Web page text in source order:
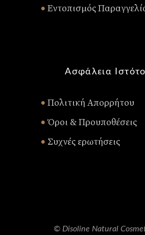
• Εντοπισμός
Ασφάλεια
• Πολιτική Απορρήτου
• Όροι & Προυποθέσεις
• Συχνές ερωτήσεις
© Disoline Natural